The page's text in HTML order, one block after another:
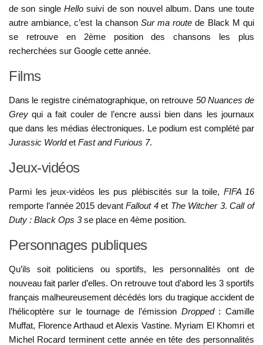
de son singleHello suivi de son nouvel album. Dans une toute
autre ambiance, c’est la chanson Sur ma route de Black M qui
se retrouve en 2ème position des chansons les plus
recherchées sur Google cette année.
Films
Dans le registre cinématographique, on retrouve 50 Nuances de
Grey qui a fait couler de l’encre aussi bien dans les journaux
que dans les médias électroniques. Le podium est complété par
Jurassic Worldet Fast and Furious 7.
Jeux-vidéos
Parmi les jeux-vidéos les pus plébiscités sur la toile, FIFA 16
remporte l’année 2015 devantFallout 4et The Witcher 3.Call of
Duty : Black Ops 3se place en 4ème position.
Personnages publiques
Qu’ils soit politiciens ou sportifs, les personnalités ont de
nouveau fait parler d’elles. On retrouve tout d’abord les 3 sportifs
français malheureusement décédés lors du tragique accident de
l’hélicoptère sur le tournage de l’émission Dropped: Camille
Muffat, Florence Arthaud et Alexis Vastine. Myriam El Khomri et
Michel Rocard terminent cette année en tête des personnalités